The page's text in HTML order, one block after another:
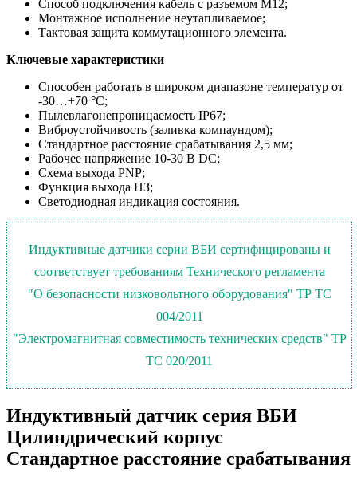
Способ подключения кабель с разъемом М12;
Монтажное исполнение неутапливаемое;
Тактовая защита коммутационного элемента.
Ключевые характеристики
Способен работать в широком диапазоне температур от
-30…+70 °С;
Пылевлагонепроницаемость IP67;
Виброустойчивость (заливка компаундом);
Стандартное расстояние срабатывания 2,5 мм;
Рабочее напряжение 10-30 В DC;
Схема выхода PNP;
Функция выхода НЗ;
Светодиодная индикация состояния.
Индуктивные датчики серии ВБИ сертифицированы и
соответствует требованиям Технического регламента
"О безопасности низковольтного оборудования" ТР ТС
004/2011
"Электромагнитная совместимость технических средств" ТР
ТС 020/2011
Индуктивный датчик серия ВБИ
Цилиндрический корпус
Стандартное расстояние срабатывания